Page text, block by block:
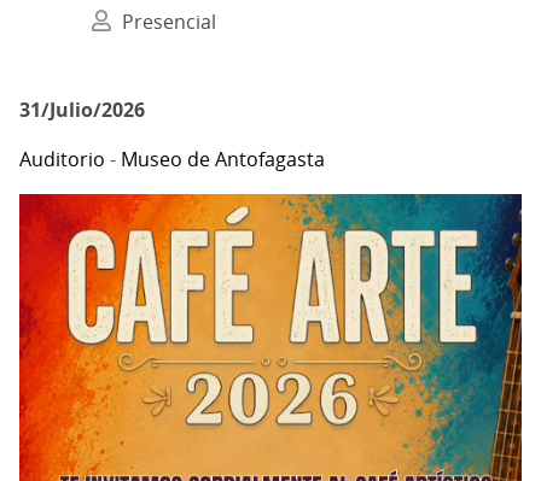
Presencial
31/Julio/2026
Auditorio - Museo de Antofagasta